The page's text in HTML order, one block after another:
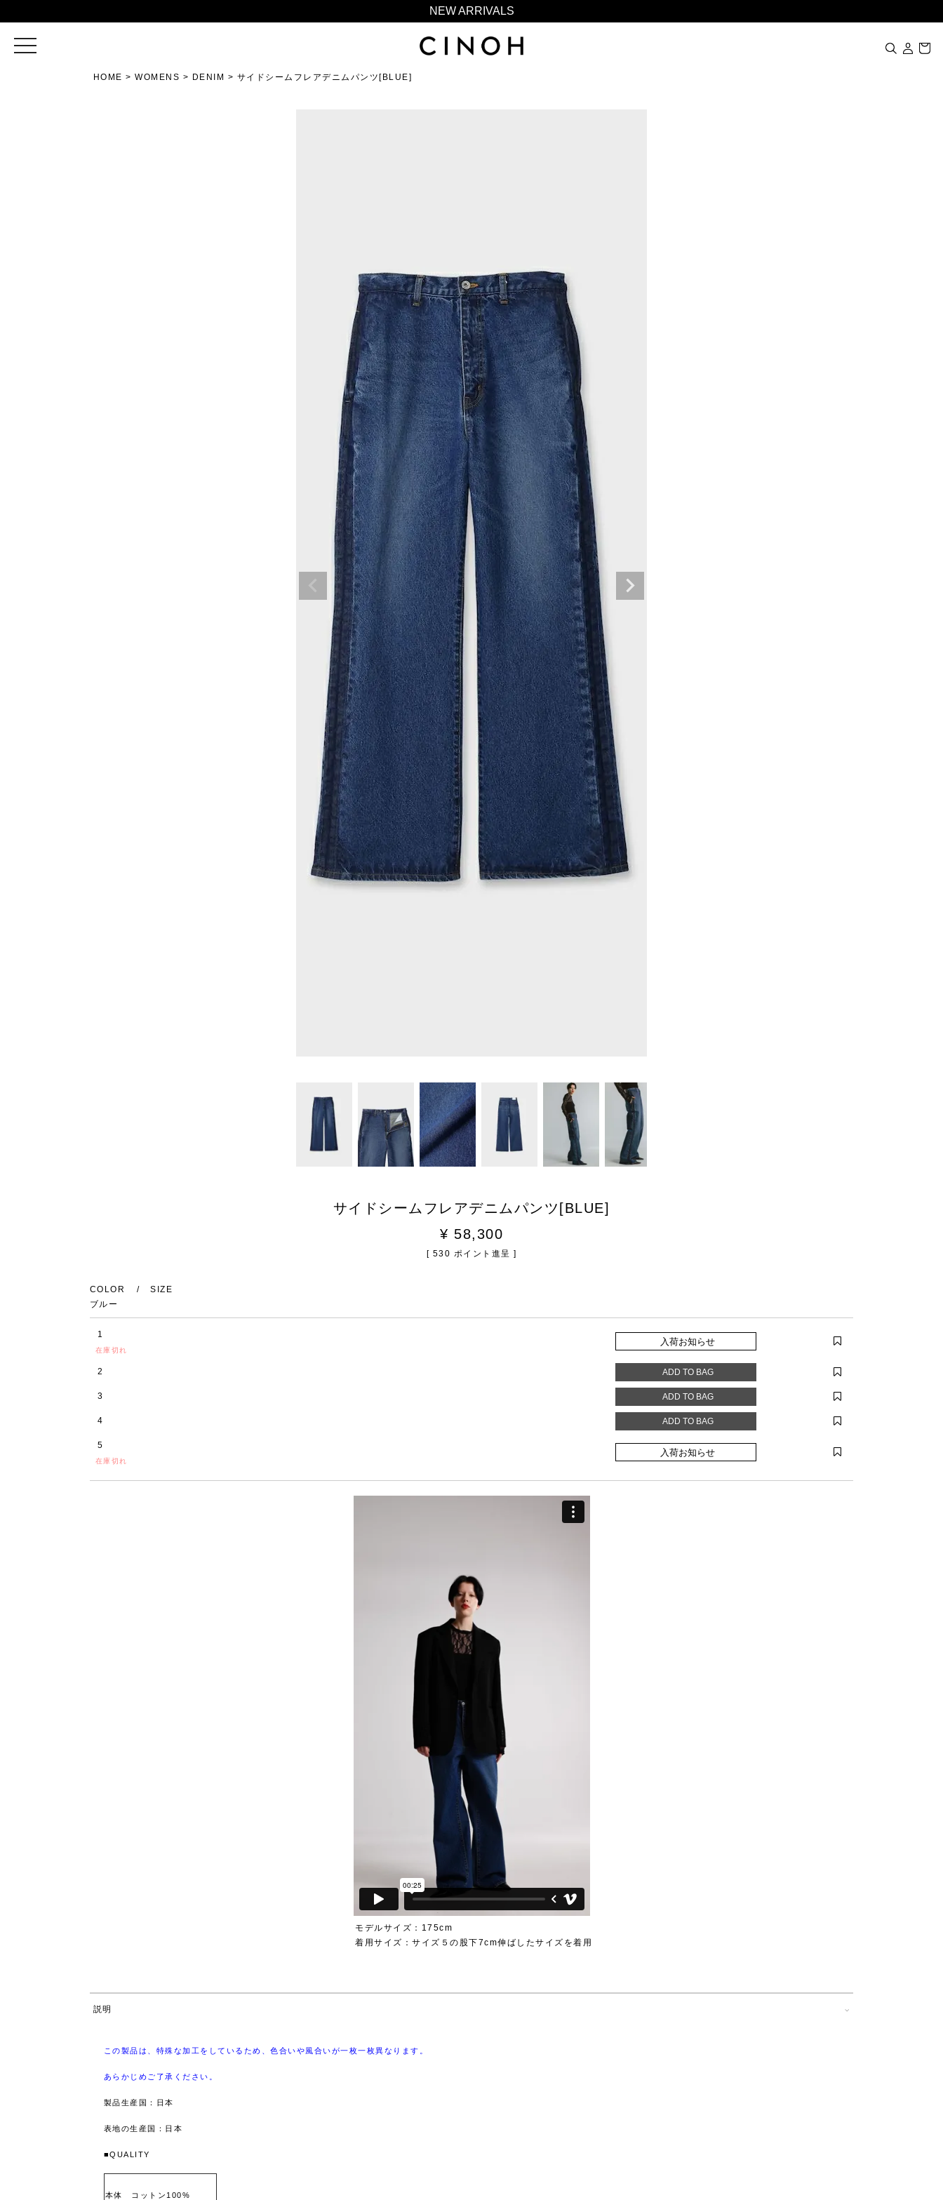
NEW ARRIVALS
ニュースレター登録で¥1,000クーポン進呈
夏季休業に伴う一部業務休業のお知らせ
toggle
HOME WOMENS DENIM サイドシームフレアデニムパンツ[BLUE]
サイドシームフレアデニムパンツ[BLUE]
¥ 58,300
[ 530 ポイント進呈 ]
COLOR
SIZE
ブルー
1
在庫切れ
2
3
4
5
在庫切れ
モデルサイズ：175cm
着用サイズ：サイズ５の股下7cm伸ばしたサイズを着用
説明
この製品は、特殊な加工をしているため、色合いや風合いが一枚一枚異なります。
あらかじめご了承ください。
製品生産国：日本
表地の生産国：日本
■QUALITY
本体 コットン100%